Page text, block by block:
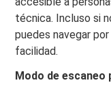
técnica. Incluso si
puedes navegar
facilidad.
Modo de escaneo